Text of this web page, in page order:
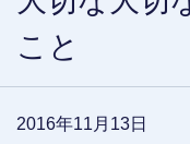
こと
2016年11月13日